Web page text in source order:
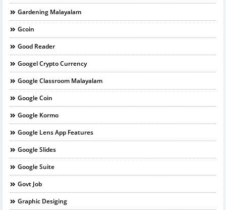
Gardening Malayalam
Gcoin
Good Reader
Googel Crypto Currency
Google Classroom Malayalam
Google Coin
Google Kormo
Google Lens App Features
Google Slides
Google Suite
Govt Job
Graphic Desiging